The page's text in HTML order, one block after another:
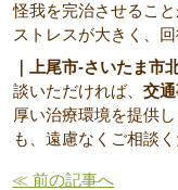
怪我を完治させるこ
ストレスが大きく、
｜上尾市-さいたま市
談いただければ、 交
厚い治療環境を提供
も、遠慮なくご相談く
≪ 前の記事へ